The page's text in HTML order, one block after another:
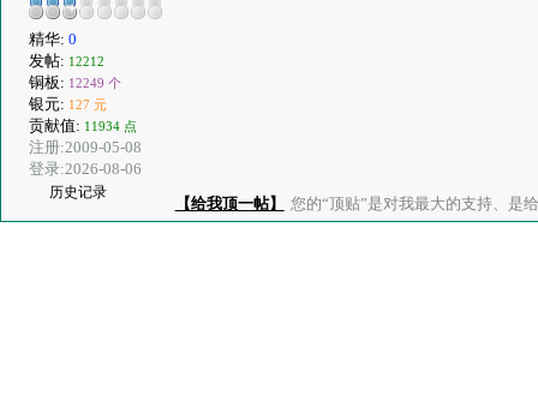
精华: 0
发帖: 12212
铜板: 12249 个
银元: 127 元
贡献值: 11934 点
注册:2009-05-08
登录:2026-08-06
历史记录
【给我顶一帖】 您的“顶贴”是对我最大的支持、是